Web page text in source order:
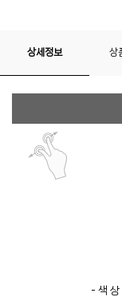
상세정보 상
- 색 상